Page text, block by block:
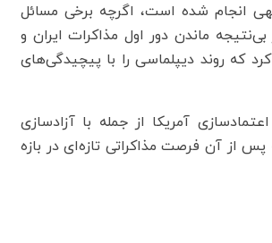
انجام شده است، اگرچه برخی مسائل
ماندن دور اول مذاکرات ایران و
کرد که روند دیپلماسی را با پیچیدگی‌های
آمریکا از جمله با آزادسازی
از آن فرصت مذاکراتی تازه‌ای در بازه